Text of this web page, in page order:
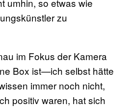
zu
im Fokus der Kamera
Box ist—ich selbst hätte
immer noch nicht,
positiv waren, hat sich